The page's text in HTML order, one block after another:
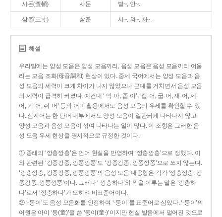
사돈(査頓) 사둔 밭~, 안~.
삼촌(三寸) 삼춘 시~, 외~, 처~.
해설
우리말에는 양성 모음은 양성 모음끼리, 음성 모음은 음성 모음끼리 어울
리는 모음 조화(母音調和) 현상이 있다. 중세 국어에서는 양성 모음과 음
성 모음의 세력이 크게 차이가 나지 않았으나 근대를 거치면서 음성 모음
의 세력이 급격히 커졌다. 예컨대 ‘ 막-아, 좁-아’, ‘접-어, 굽-어, 재-어, 세-
어, 괴-어, 쥐-어’ 등의 어미 활용에서도 음성 모음의 우세를 확인할 수 있
다. 심지어는 한 단어 내부에서도 양성 모음이 일관되게 나타나지 않고
양성 모음과 음성 모음이 섞여 나타나는 일이 많다. 이 조항은 그러한 음
성 모음 우세 현상을 명시적으로 규정한 것이다.
① 종래의 ‘깡총깡총’은 언어 현실을 반영하여 ‘깡충깡충’으로 정했다. 이
와 관련된 ‘강중강중, 깡쭝깡쭝’도 ‘강종강종, 깡쫑깡쫑’으로 쓰지 않는다.
‘깡충깡충, 강중강중, 깡쭝깡쭝’의 음성 모음 대응형은 각각 ‘껑충껑충, 겅
중겅중, 껑쭝껑쭝’이다. 그러나 ‘ 껑충하다’와 짝을 이루는 말은 ‘깡총하
다’로서 ‘깡충하다’가 오히려 비표준어이다.
② ‘-동이’도 음성 모음화를 인정하여 ‘-둥이’를 표준어로 삼았다. ‘-둥이’의
어원은 아이 ‘동(童)’을 쓴 ‘동이(童-)’이지만 현실 발음에서 멀어진 것으로